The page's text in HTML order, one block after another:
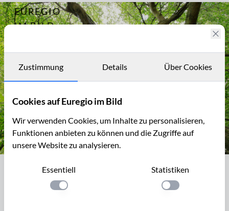
EUREGIO
IM BILD
Archiv
Kontakt
Archiv 12630
Bizarr, ausgehöhlt, aber immer noch
vital: Linde in der Baumallee von
Zustimmung Details Über Cookies
Cookies auf Euregio im Bild
Wir verwenden Cookies, um Inhalte zu personalisieren,
Funktionen anbieten zu können und die Zugriffe auf
unsere Website zu analysieren.
Essentiell
Einstellung anwenden
Statistiken
Einstellung